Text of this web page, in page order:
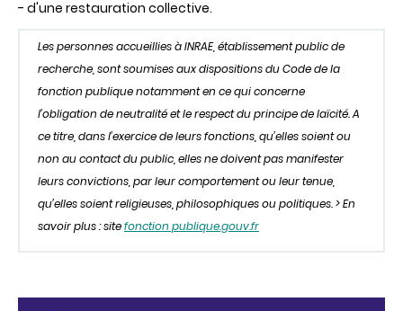
- d'une restauration collective.
Les personnes accueillies à INRAE, établissement public de
recherche, sont soumises aux dispositions du Code de la
fonction publique notamment en ce qui concerne
l’obligation de neutralité et le respect du principe de laïcité. A
ce titre, dans l’exercice de leurs fonctions, qu’elles soient ou
non au contact du public, elles ne doivent pas manifester
leurs convictions, par leur comportement ou leur tenue,
qu’elles soient religieuses, philosophiques ou politiques. > En
savoir plus : sitefonction publique.gouv.fr